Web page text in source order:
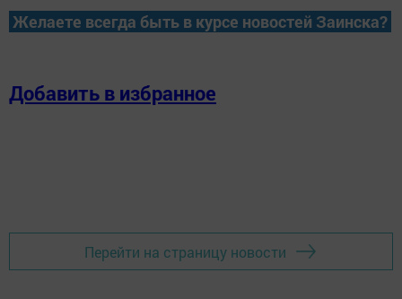
Желаете всегда быть в курсе новостей Заинска?
Добавить в избранное
Перейти на страницу новости